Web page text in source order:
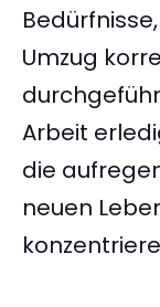
Umzug
Arbeit
die
neuen